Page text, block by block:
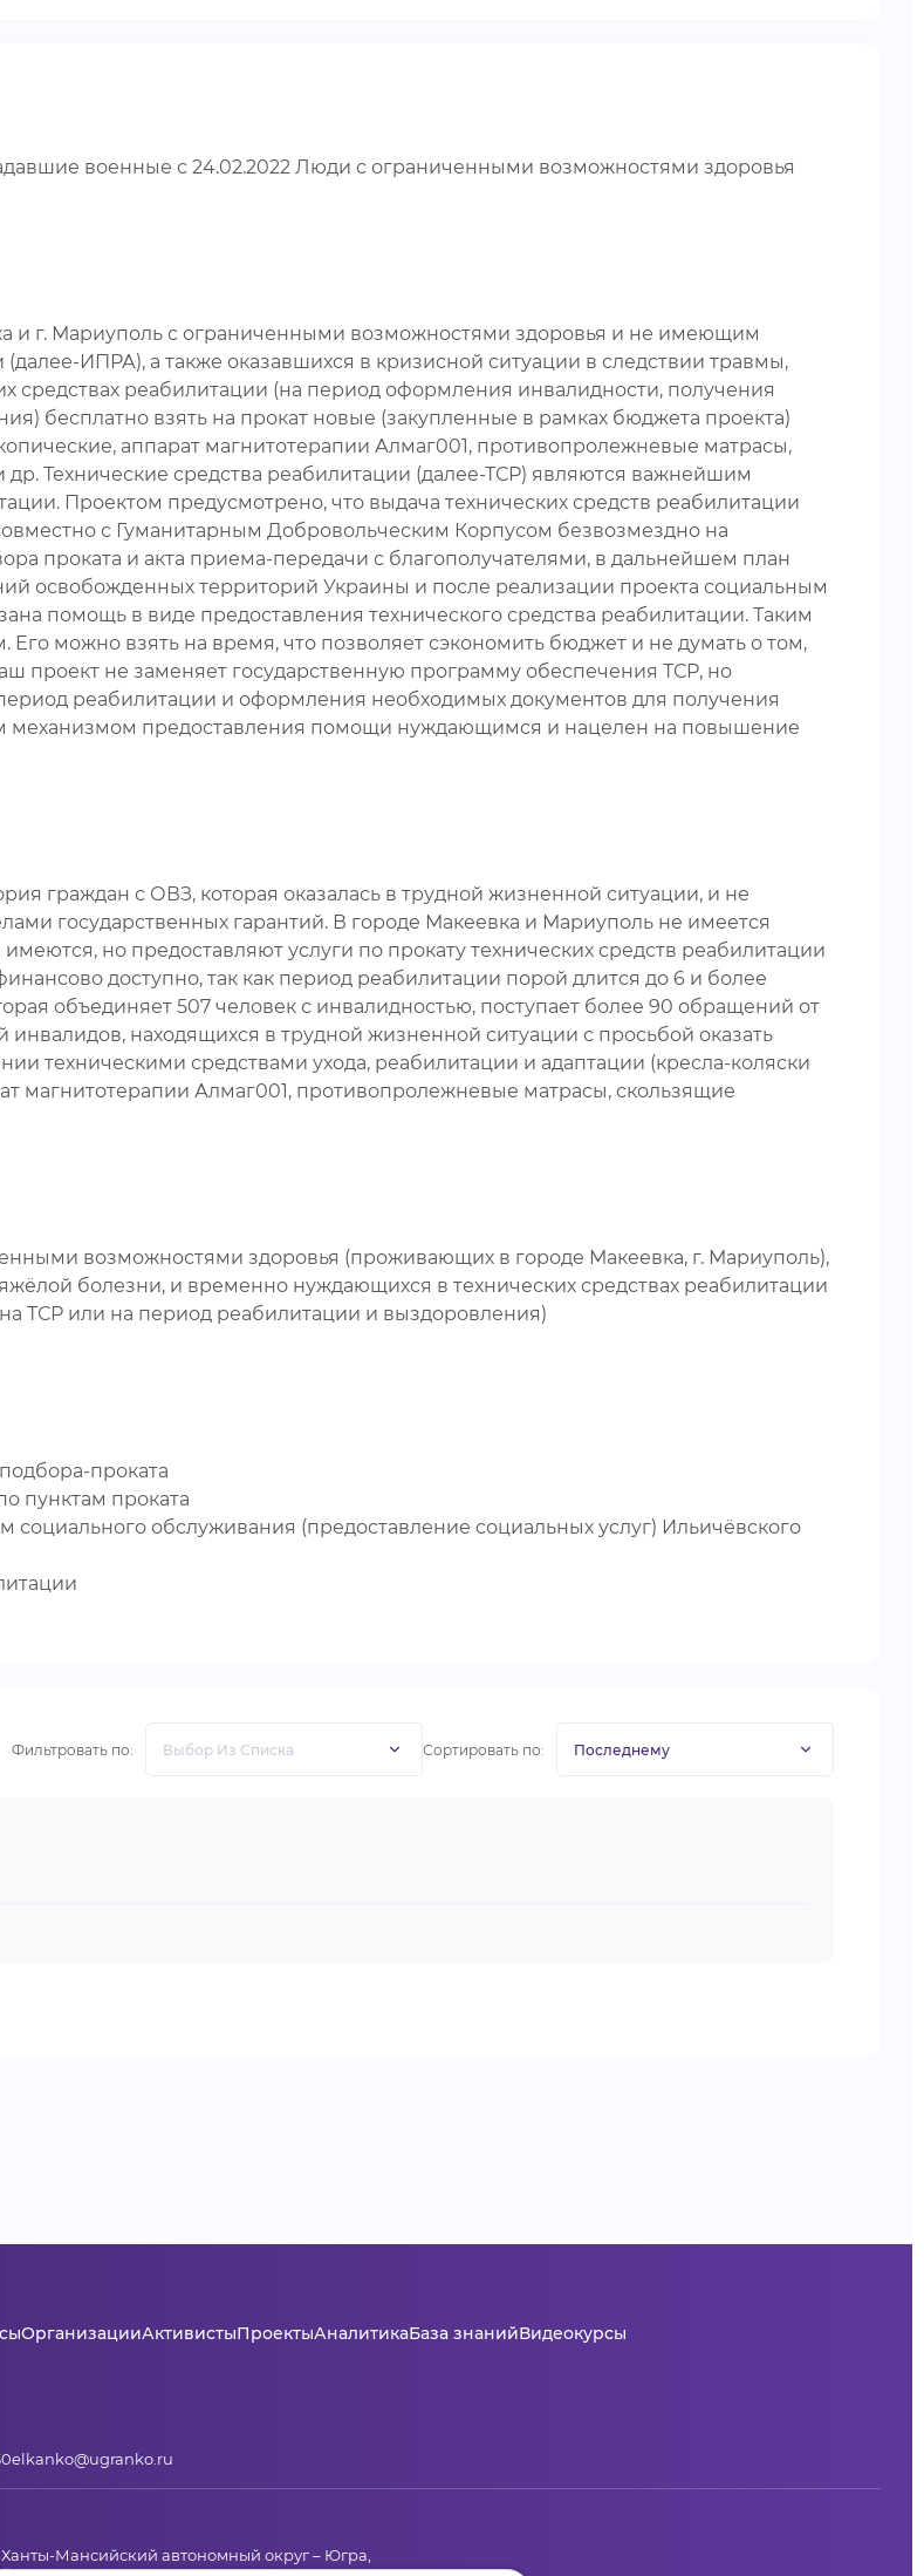
военные с 24.02.2022 Люди с ограниченными возможностями здоровья
и г. Мариуполь с ограниченными возможностями здоровья и не имеющим
ИПРА), а также оказавшихся в кризисной ситуации в следствии травмы,
реабилитации (на период оформления инвалидности, получения
бесплатно взять на прокат новые (закупленные в рамках бюджета проекта)
аппарат магнитотерапии Алмаг001, противопролежневые матрасы,
Технические средства реабилитации (далее-ТСР) являются важнейшим
Проектом предусмотрено, что выдача технических средств реабилитации
с Гуманитарным Добровольческим Корпусом безвозмездно на
проката и акта приема-передачи с благополучателями, в дальнейшем план
освобожденных территорий Украины и после реализации проекта социальным
помощь в виде предоставления технического средства реабилитации. Таким
можно взять на время, что позволяет сэкономить бюджет и не думать о том,
проект не заменяет государственную программу обеспечения ТСР, но
реабилитации и оформления необходимых документов для получения
механизмом предоставления помощи нуждающимся и нацелен на повышение
граждан с ОВЗ, которая оказалась в трудной жизненной ситуации, и не
государственных гарантий. В городе Макеевка и Мариуполь не имеется
но предоставляют услуги по прокату технических средств реабилитации
доступно, так как период реабилитации порой длится до 6 и более
объединяет 507 человек с инвалидностью, поступает более 90 обращений от
находящихся в трудной жизненной ситуации с просьбой оказать
техническими средствами ухода, реабилитации и адаптации (кресла-коляски
магнитотерапии Алмаг001, противопролежневые матрасы, скользящие
возможностями здоровья (проживающих в городе Макеевка, г. Мариуполь),
болезни, и временно нуждающихся в технических средствах реабилитации
ТСР или на период реабилитации и выздоровления)
проката
пунктам проката
обслуживания (предоставление социальных услуг) Ильичёвского
Фильтровать по: Сортировать по:
ОрганизацииАктивистыПроектыАналитикаБаза знанийВидеокурсы
elkanko@ugranko.ru
Ханты-Мансийский автономный округ – Югра,